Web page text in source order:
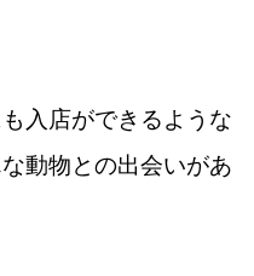
入店ができるような
動物との出会いがあ